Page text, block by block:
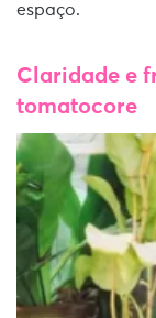
espaço.
Claridade e
tomatocore